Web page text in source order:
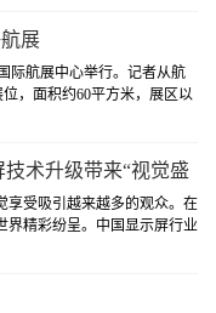
展
际航展中心举行。记者从航
，面积约60平方米，展区以
吸引大批观众前来参观。
术升级带来“视觉盛
享受吸引越来越多的观众。在
界精彩纷呈。中国显示屏行业
更新更好的视听体验。